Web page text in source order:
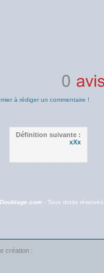
à rédiger un commentaire !
Définition suivante :
xXx
- Tous droits réservés
création :